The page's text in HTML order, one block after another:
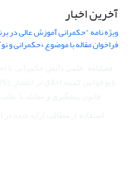
آخرین اخبار
ویژه نامه "حکمرانی آموزش عالی در
فراخوان مقاله با موضوع «حکمرانی و